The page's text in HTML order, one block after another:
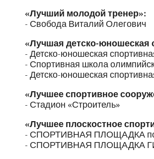
«Лучший молодой тренер»:
- Свобода Виталий Олегович
«Лучшая детско-юношеская
- Детско-юношеская
- Спортивная школа
- Детско-юношеская
«Лучшее спортивное
- Стадион «Строитель»
«Лучшее плоскостное
- СПОРТИВНАЯ ПЛОЩАДКА по
- СПОРТИВНАЯ ПЛОЩАДКА